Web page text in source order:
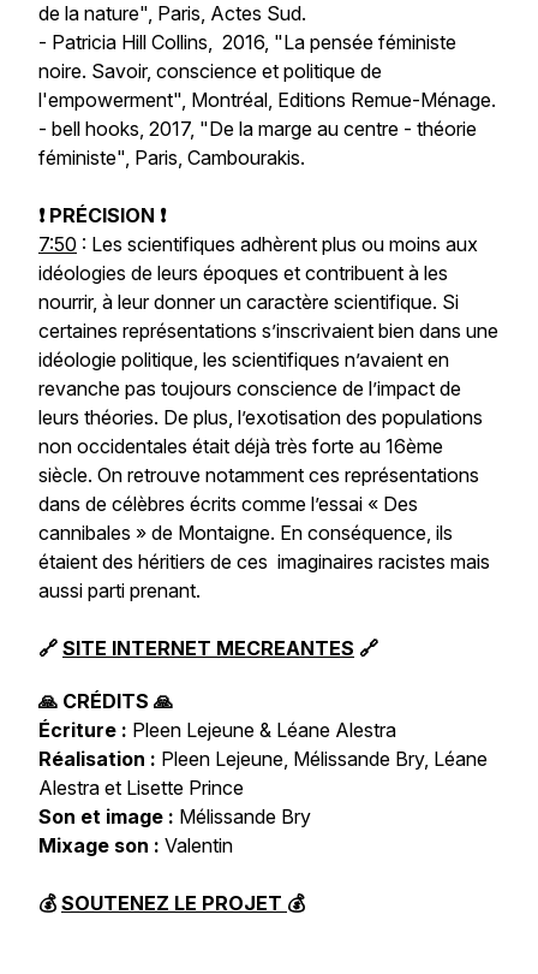
de la nature", Paris, Actes Sud.
- Patricia Hill Collins, 2016, "La pensée féministe
noire. Savoir, conscience et politique de
l'empowerment", Montréal, Editions Remue-Ménage.
- bell hooks, 2017, "De la marge au centre - théorie
féministe", Paris, Cambourakis.
❗ PRÉCISION ❗
7:50 : Les scientifiques adhèrent plus ou moins aux
idéologies de leurs époques et contribuent à les
nourrir, à leur donner un caractère scientifique. Si
certaines représentations s’inscrivaient bien dans une
idéologie politique, les scientifiques n’avaient en
revanche pas toujours conscience de l’impact de
leurs théories. De plus, l’exotisation des populations
non occidentales était déjà très forte au 16ème
siècle. On retrouve notamment ces représentations
dans de célèbres écrits comme l’essai « Des
cannibales » de Montaigne. En conséquence, ils
étaient des héritiers de ces imaginaires racistes mais
aussi parti prenant.
🔗 SITE INTERNET MECREANTES 🔗
🙏 CRÉDITS 🙏
Écriture : Pleen Lejeune & Léane Alestra
Réalisation : Pleen Lejeune, Mélissande Bry, Léane
Alestra et Lisette Prince
Son et image : Mélissande Bry
Mixage son : Valentin
💰 SOUTENEZ LE PROJET 💰